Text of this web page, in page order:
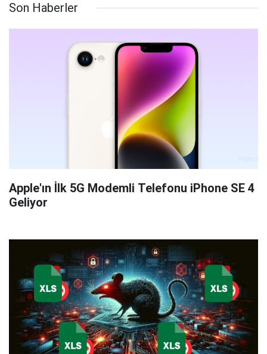
Son Haberler
Apple'ın İlk 5G Modemli Telefonu iPhone SE 4
Geliyor